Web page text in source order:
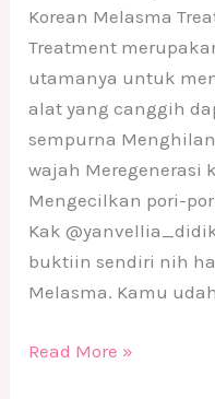
Korean Melasma
Treatment
utamanya untuk
alat yang canggih
sempurna
wajah Meregenerasi
Mengecilkan pori-
Kak
buktiin sendiri nih
Melasma. Kamu
Read More »